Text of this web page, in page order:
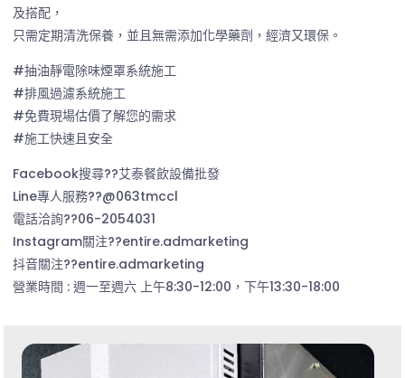
及搭配，
只需定期清洗保養，並且無需添加化學藥劑，經濟又環保。
#抽油靜電除味煙罩系統施工
#排風過濾系統施工
#免費現場估價了解您的需求
#施工快速且安全
Facebook搜尋??艾泰餐飲設備批發
Line專人服務??@063tmccl
電話洽詢??06-2054031
Instagram關注??entire.admarketing
抖音關注??entire.admarketing
營業時間 : 週一至週六 上午8:30-12:00，下午13:30-18:00